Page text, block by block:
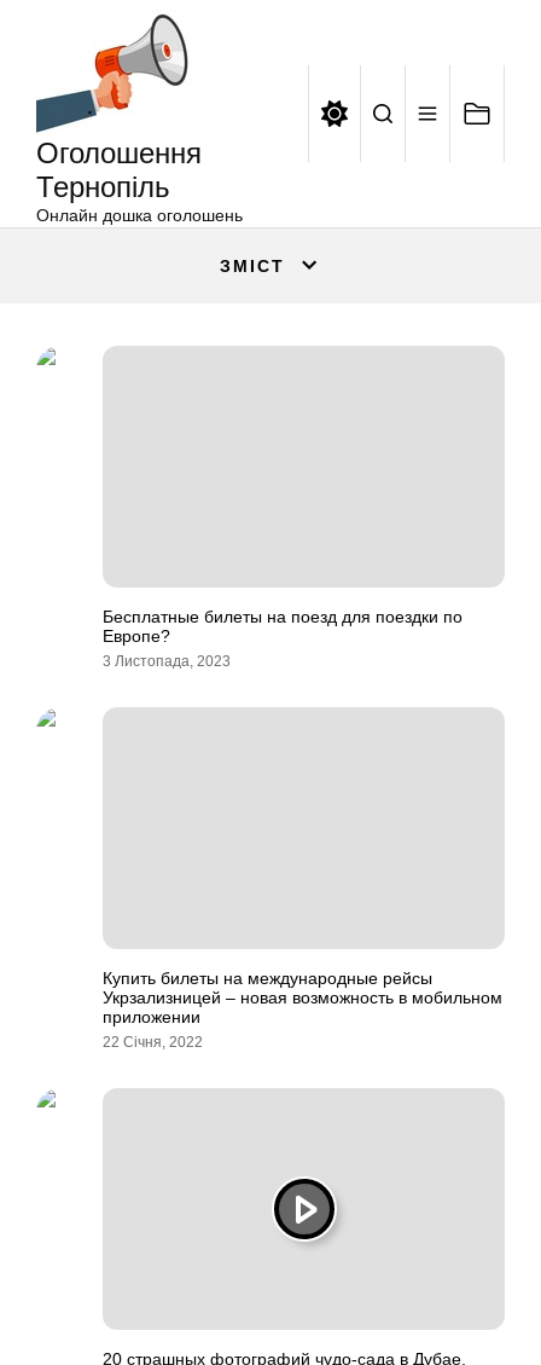
Оголошення
Тернопіль
Онлайн дошка оголошень
ЗМІСТ
Бесплатные билеты на поезд для поездки по
Европе?
3 Листопада, 2023
Купить билеты на международные рейсы
Укрзализницей – новая возможность в мобильном
приложении
22 Січня, 2022
20 страшных фотографий чудо-сада в Дубае,